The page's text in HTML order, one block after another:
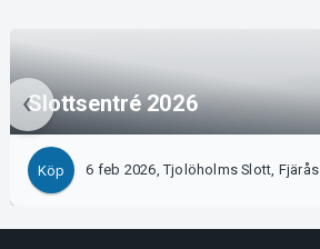
Slottsentré 2026
Köp 6 feb 2026, Tjolöholms Slott, Fjärås